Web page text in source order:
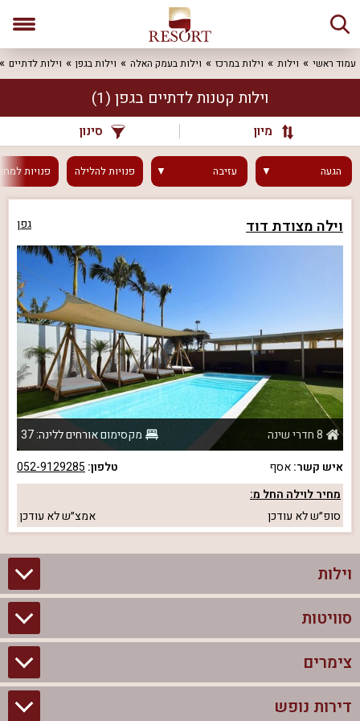
עמוד ראשי וילות וילות במרכז וילות בעמק האלה וילות בגפן וילות לדתיים
וילות קטנות לדתיים בגפן (1)
מיון סינון
הגעה עזיבה פנויותלהלילה פנויות
וילה מצודת דוד גפן
8 חדרי שינה
מקסימום אורחים ללינה: 37
איש קשר:אסף טלפון: 052-9129285
מחיר לוילה החל מ:
סופ״שלא עודכן אמצ״שלא עודכן
וילות
וילות בצפון
וילות להשכרה
סוויטות
סוויטות בצפון
צימרים לזוגות עם בריכה פרטית
צימרים
צימרים בצפון
דירות נופש